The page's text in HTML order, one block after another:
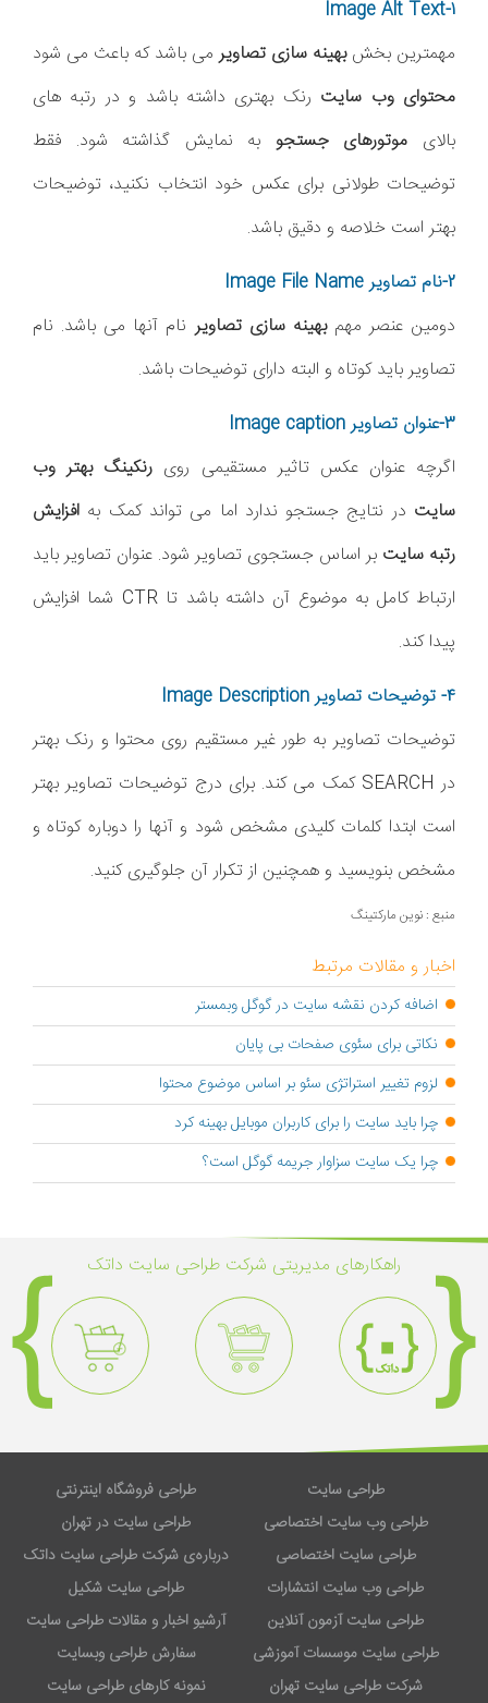
1-Image Alt Text
مهمترین بخشبهینه سازی تصاویرمی باشد که باعث می شود
محتوای وب سایت رنک بهتری داشته باشد و در رتبه های
بالای موتورهای جستجو به نمایش گذاشته شود. فقط
توضیحات طولانی برای عکس خود انتخاب نکنید، توضیحات
بهتر است خلاصه و دقیق باشد.
2-نام تصاویر Image File Name
دومین عنصر مهمبهینه سازی تصاویرنام آنها می باشد. نام
تصاویر باید کوتاه و البته دارای توضیحات باشد.
3-عنوان تصاویر Image caption
اگرچه عنوان عکس تاثیر مستقیمی روی رنکینگ بهتر وب
سایت در نتایج جستجو ندارد اما می تواند کمک به افزایش
رتبه سایت بر اساس جستجوی تصاویر شود. عنوان تصاویر باید
ارتباط کامل به موضوع آن داشته باشد تا CTR شما افزایش
پیدا کند.
4- توضیحات تصاویر Image Description
توضیحات تصاویر به طور غیر مستقیم روی محتوا و رنک بهتر
در SEARCH کمک می کند. برای درج توضیحات تصاویر بهتر
است ابتدا کلمات کلیدی مشخص شود و آنها را دوباره کوتاه و
مشخص بنویسید و همچنین از تکرار آن جلوگیری کنید.
منبع : نوین مارکتینگ
اخبار و مقالات مرتبط
اضافه کردن نقشه سایت در گوگل وبمستر
نکاتی برای سئوی صفحات بی پایان
لزوم تغییر استراتژی سئو بر اساس موضوع محتوا
چرا باید سایت را برای کاربران موبایل بهینه کرد
چرا یک سایت سزاوار جریمه گوگل است؟
راهکار‌های مدیریتی شرکت طراحی سایت داتک
طراحی سایت
طراحی وب سایت اختصاصی
طراحی سایت اختصاصی
طراحی وب سایت انتشارات
طراحی سایت آزمون آنلاین
طراحی سایت موسسات آموزشی
شرکت طراحی سایت تهران
طراحی فروشگاه اینترنتی
طراحی سایت در تهران
درباره‌ی شرکت طراحی سایت داتک
طراحی سایت شکیل
آرشیو اخبار و مقالات طراحی سایت
سفارش طراحی وبسایت
نمونه کارهای طراحی سایت